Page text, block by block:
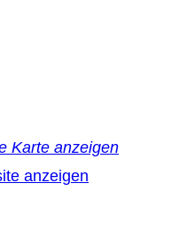
Karte anzeigen
anzeigen